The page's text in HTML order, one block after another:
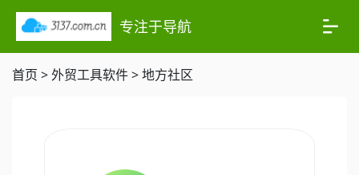
专注于导航
首页 >外贸工具软件>地方社区